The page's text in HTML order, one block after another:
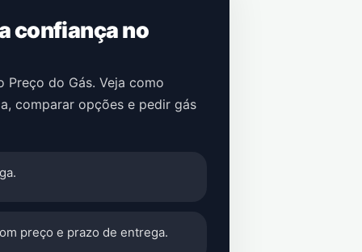
confiança no
do Gás. Veja como
, comparar opções e pedir gás
preço e prazo de entrega.